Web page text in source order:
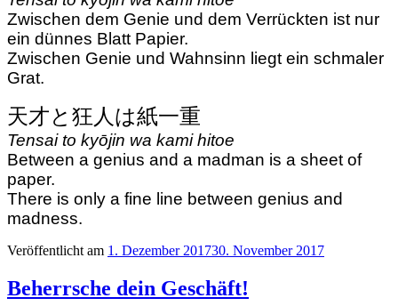
Zwischen dem Genie und dem Verrückten ist nur
ein dünnes Blatt Papier.
Zwischen Genie und Wahnsinn liegt ein schmaler
Grat.
天才と狂人は紙一重
Tensai to kyōjin wa kami hitoe
Between a genius and a madman is a sheet of
paper.
There is only a fine line between genius and
madness.
Veröffentlicht am 1. Dezember 201730. November 2017
Beherrsche dein Geschäft!